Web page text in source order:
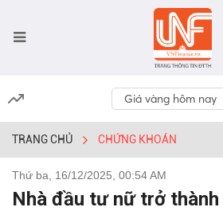
Giá vàng hôm nay
TRANG CHỦ CHỨNG KHOÁN
Thứ ba, 16/12/2025, 00:54 AM
Nhà đầu tư nữ trở